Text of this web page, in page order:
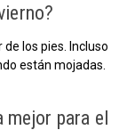
los pies. Incluso
están mojadas.
mejor para el